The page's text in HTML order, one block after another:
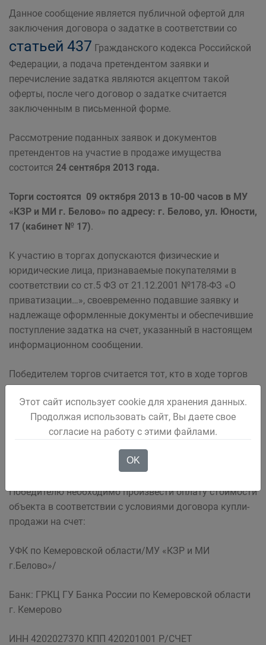
Данное сообщение является публичной офертой для
заключения договора о задатке в соответствии со
статьей 437 Гражданского кодекса Российской
Федерации, а подача претендентом заявки и
перечисление задатка являются акцептом такой
оферты, после чего договор о задатке считается
заключенным в письменной форме.
Рассмотрение поданных заявок и документов
претендентов на участие в продаже имущества
состоится 24 сентября 2013 года.
Торги состоятся 09 октября 2013 в 10-00 часов в МУ
«КЗР и МИ г. Белово» по адресу: г. Белово, ул. Юности,
17 (кабинет № 17).
К участию в торгах допускаются физические и
юридические лица, признаваемые покупателями в
соответствии со ст.5 ФЗ от 21.12.2001 №178-ФЗ «О
приватизации…», своевременно подавшие заявку и
надлежаще оформленные документы и обеспечившие
поступление задатка на счет, указанный в настоящем
информационном сообщении.
Победителем торгов считается тот, кто в ходе торгов
предложит наиболее высокую цену.
Договор купли-продажи заключается с победителем
торгов не ранее чем через 10 рабочих дней и не
позднее 15 рабочих дней со дня подведения итогов
Победителю необходимо произвести оплату стоимости
объекта в соответствии с условиями договора купли-
продажи на счет:
УФК по Кемеровской области/МУ «КЗР и МИ
г.Белово»/
Банк: ГРКЦ ГУ Банка России по Кемеровской области
г. Кемерово
ИНН 4202027370 КПП 420201001 Р/СЧЕТ
Этот сайт использует cookie для хранения данных.
Продолжая использовать сайт, Вы даете свое
согласие на работу с этими файлами.
OK